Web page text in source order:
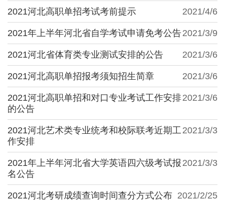
2021/4/6
2021河北高职单招考试考前提示
2021/3/9
2021年上半年河北省自学考试申请免考公告
2021/3/6
2021河北省体育类专业测试安排的公告
2021/3/6
2021河北高职单招报考须知招生简章
2021/3/6
2021河北高职单招和对口专业考试工作安排
的公告
2021/3/3
2021河北艺术类专业统考和校际联考近期工
作安排
2021/3/3
2021年上半年河北省大学英语四六级考试报
名公告
2021/2/25
2021河北考研成绩查询时间查分方式公布